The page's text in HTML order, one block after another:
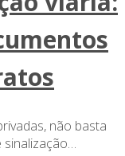
não basta
sinalização…